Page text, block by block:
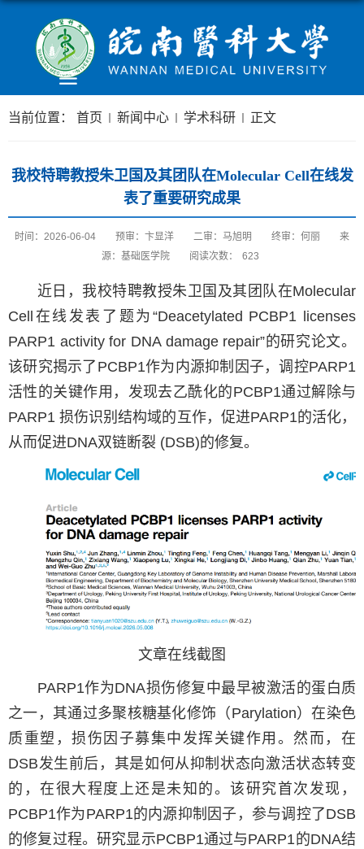
当前位置： 首页 新闻中心 学术科研 正文
我校特聘教授朱卫国及其团队在Molecular Cell在线发
表了重要研究成果
时间：2026-06-04 预审：卞显洋 二审：马旭明 终审：何丽
来
源：基础医学院
阅读次数： 623
近日，我校特聘教授朱卫国及其团队在Molecular
Cell在线发表了题为“Deacetylated PCBP1 licenses
PARP1 activity for DNA damage repair”的研究论文。
该研究揭示了PCBP1作为内源抑制因子，调控PARP1
活性的关键作用，发现去乙酰化的PCBP1通过解除与
PARP1 损伤识别结构域的互作，促进PARP1的活化，
从而促进DNA双链断裂 (DSB)的修复。
文章在线截图
PARP1作为DNA损伤修复中最早被激活的蛋白质
之一，其通过多聚核糖基化修饰（Parylation）在染色
质重塑，损伤因子募集中发挥关键作用。然而，在
DSB发生前后，其是如何从抑制状态向激活状态转变
的，在很大程度上还是未知的。该研究首次发现，
PCBP1作为PARP1的内源抑制因子，参与调控了DSB
的修复过程。研究显示PCBP1通过与PARP1的DNA结